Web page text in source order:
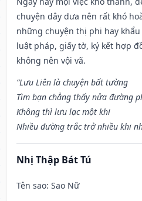
chuyện dây dưa nên rất khó
những chuyện thị phi hay
luật pháp, giấy tờ, ký kết hợp
không nên vội vã.
“Lưu Liên là chuyện bất tường
Tìm bạn chẳng thấy nửa đường
Không thì lưu lạc một khi
Nhiều đường trắc trở nhiều khi
Nhị Thập Bát Tú
Tên sao: Sao Nữ